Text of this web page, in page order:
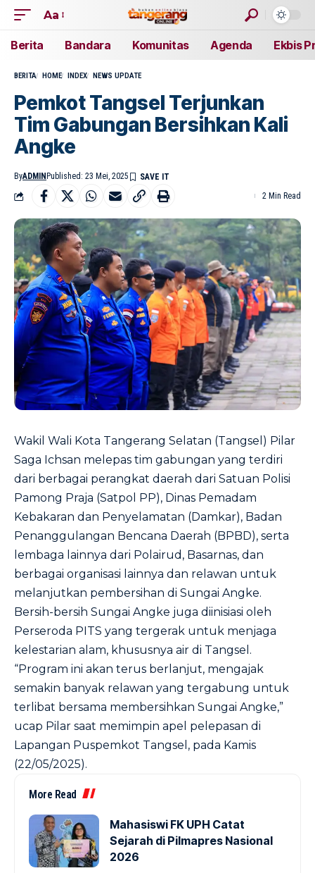
Aa
Berita Bandara Komunitas Agenda Ekbis
BERITA HOME INDEX NEWS UPDATE
Pemkot Tangsel Terjunkan
Tim Gabungan Bersihkan Kali
Angke
ByADMIN Published: 23 Mei, 2025
2 Min Read
Wakil Wali Kota Tangerang Selatan (Tangsel) Pilar
Saga Ichsan melepas tim gabungan yang terdiri
dari berbagai perangkat daerah dari Satuan Polisi
Pamong Praja (Satpol PP), Dinas Pemadam
Kebakaran dan Penyelamatan (Damkar), Badan
Penanggulangan Bencana Daerah (BPBD), serta
lembaga lainnya dari Polairud, Basarnas, dan
berbagai organisasi lainnya dan relawan untuk
melanjutkan pembersihan di Sungai Angke.
Bersih-bersih Sungai Angke juga diinisiasi oleh
Perseroda PITS yang tergerak untuk menjaga
kelestarian alam, khususnya air di Tangsel.
“Program ini akan terus berlanjut, mengajak
semakin banyak relawan yang tergabung untuk
terlibat bersama membersihkan Sungai Angke,”
ucap Pilar saat memimpin apel pelepasan di
Lapangan Puspemkot Tangsel, pada Kamis
(22/05/2025).
More Read
Mahasiswi FK UPH Catat
Sejarah di Pilmapres Nasional
2026